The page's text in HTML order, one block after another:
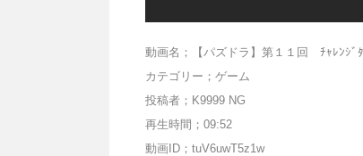
動画名；【パズドラ】第１１回 ﾁｬﾚﾝ
カテゴリー；ゲーム
投稿者；K9999 NG
再生時間；09:52
動画ID；tuV6uwT5z1w